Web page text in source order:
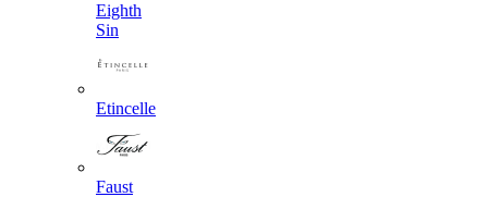
Eighth
Sin
Etincelle
Faust